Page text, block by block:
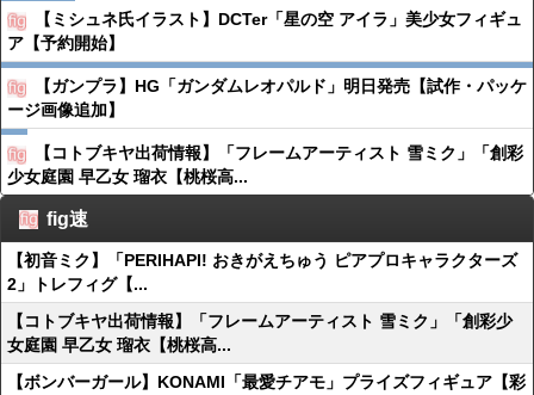
【ミシュネ氏イラスト】DCTer「星の空 アイラ」美少女フィギュ
ア【予約開始】
【ガンプラ】HG「ガンダムレオパルド」明日発売【試作・パッケ
ージ画像追加】
【コトブキヤ出荷情報】「フレームアーティスト 雪ミク」「創彩
少女庭園 早乙女 瑠衣【桃桜高...
fig速
【初音ミク】「PERIHAPI! おきがえちゅう ピアプロキャラクターズ
2」トレフィグ【...
【コトブキヤ出荷情報】「フレームアーティスト 雪ミク」「創彩少
女庭園 早乙女 瑠衣【桃桜高...
【ボンバーガール】KONAMI「最愛チアモ」プライズフィギュア【彩